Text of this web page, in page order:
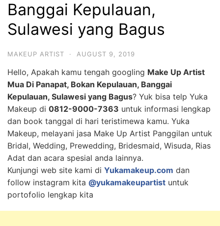
Banggai Kepulauan,
Sulawesi yang Bagus
MAKEUP ARTIST · AUGUST 9, 2019
Hello, Apakah kamu tengah googling Make Up Artist
Mua Di Panapat, Bokan Kepulauan, Banggai
Kepulauan, Sulawesi yang Bagus? Yuk bisa telp Yuka
Makeup di 0812-9000-7363 untuk informasi lengkap
dan book tanggal di hari teristimewa kamu. Yuka
Makeup, melayani jasa Make Up Artist Panggilan untuk
Bridal, Wedding, Prewedding, Bridesmaid, Wisuda, Rias
Adat dan acara spesial anda lainnya.
Kunjungi web site kami di Yukamakeup.com dan
follow instagram kita @yukamakeupartist untuk
portofolio lengkap kita